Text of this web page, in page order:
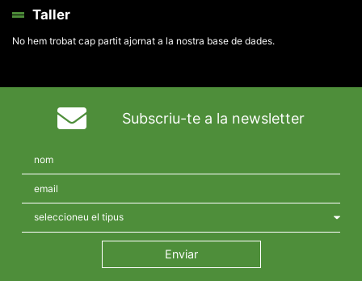
Taller
No hem trobat cap partit ajornat a la nostra base de dades.
Subscriu-te a la newsletter